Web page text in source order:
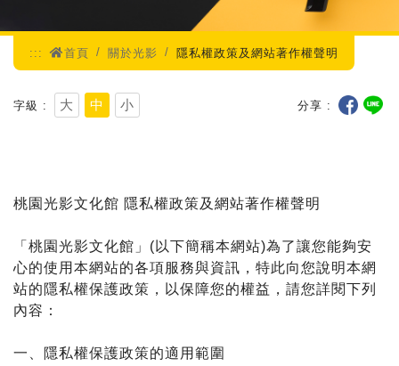
::: 首頁 關於光影 隱私權政策及網站著作權聲明
字級 大 中 小 分享
桃園光影文化館 隱私權政策及網站著作權聲明
「桃園光影文化館」(以下簡稱本網站)為了讓您能夠安
心的使用本網站的各項服務與資訊，特此向您說明本網
站的隱私權保護政策，以保障您的權益，請您詳閱下列
內容：
一、隱私權保護政策的適用範圍